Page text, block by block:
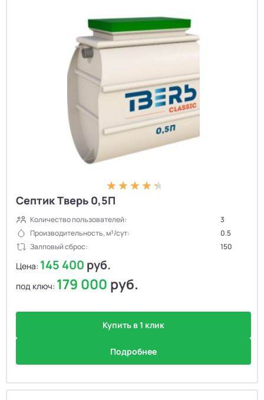
Септик Тверь 0,5П
Количество пользователей:
3
Производительность, м³/сут:
0.5
Залповый сброс:
150
Цена: 145 400 руб.
под ключ: 179 000 руб.
Купить в 1 клик
Подробнее